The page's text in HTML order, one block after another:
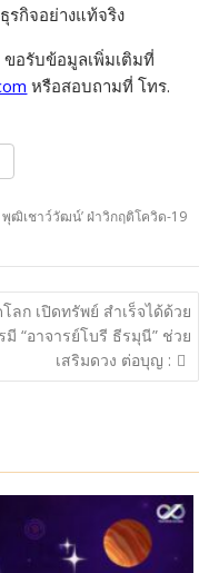
รกิจอย่างแท้จริง
ขอรับข้อมูลเพิ่มเติมที่
หรือสอบถามที่ โทร.
พุฒิเชาว์วัฒน์’ ฝ่าวิกฤติโควิด-19
โลก เปิดทรัพย์ สำเร็จได้ด้วย
มี “อาจารย์โบรี ธีรมุนี” ช่วย
เสริมดวง ต่อบุญ :